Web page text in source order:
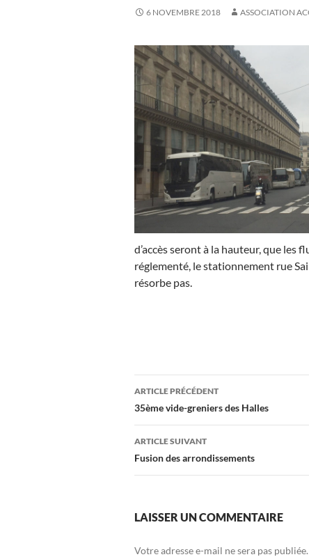
6 NOVEMBRE 2018 ASSOCIATION
d’accès seront à la hauteur, que
réglementé, le stationnement rue
résorbe pas.
Navigation
des
articles
ARTICLE PRÉCÉDENT
35ème vide-greniers des Halles
ARTICLE SUIVANT
Fusion des arrondissements
LAISSER UN COMMENTAIRE
Votre adresse e-mail ne sera pas publiée.